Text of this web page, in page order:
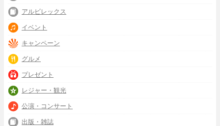
アルビレックス
イベント
キャンペーン
グルメ
プレゼント
レジャー・観光
公演・コンサート
出版・雑誌